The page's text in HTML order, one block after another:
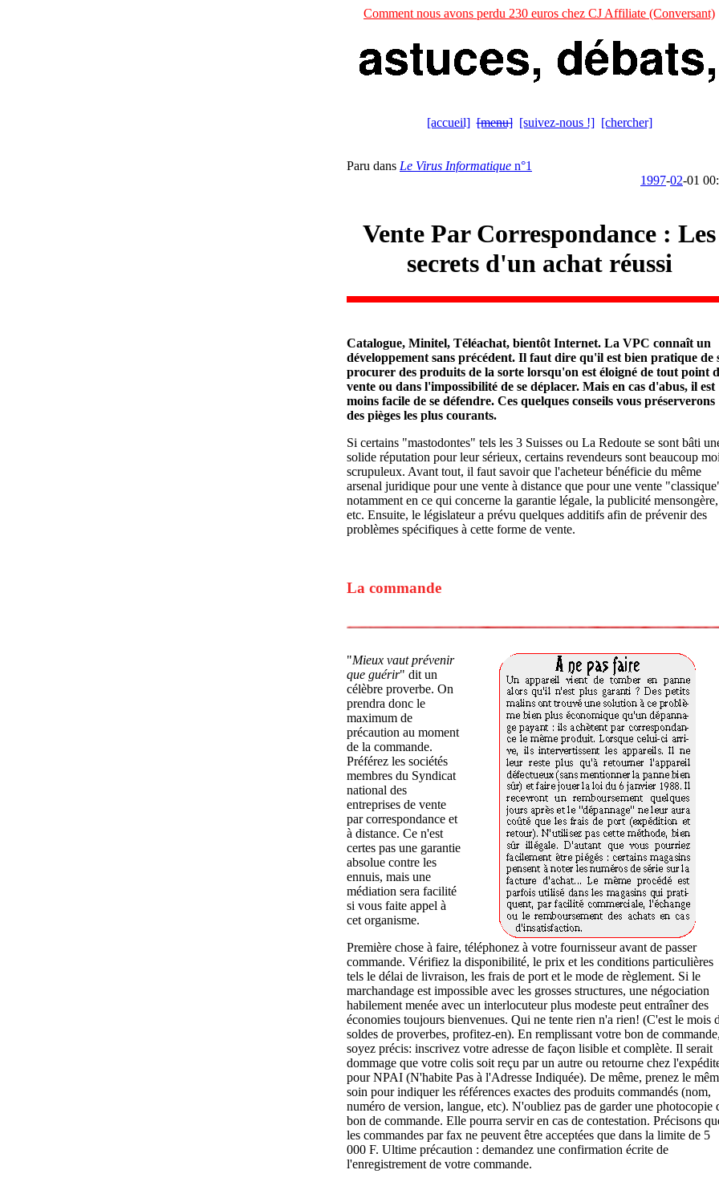
Comment nous avons perdu 230 euros chez CJ Affiliate (Conversant)
[accueil] [menu] [suivez-nous !] [chercher]
Paru dans Le Virus Informatique n°1
1997-02-01
Vente Par Correspondance : Les
secrets d'un achat réussi
Catalogue, Minitel, Téléachat, bientôt Internet. La VPC connaît un
développement sans précédent. Il faut dire qu'il est bien pratique de
procurer des produits de la sorte lorsqu'on est éloigné de tout point
vente ou dans l'impossibilité de se déplacer. Mais en cas d'abus, il est
moins facile de se défendre. Ces quelques conseils vous préserverons
des pièges les plus courants.
Si certains "mastodontes" tels les 3 Suisses ou La Redoute se sont bâti
solide réputation pour leur sérieux, certains revendeurs sont beaucoup
scrupuleux. Avant tout, il faut savoir que l'acheteur bénéficie du même
arsenal juridique pour une vente à distance que pour une vente
notamment en ce qui concerne la garantie légale, la publicité mensongère,
etc. Ensuite, le législateur a prévu quelques additifs afin de prévenir des
problèmes spécifiques à cette forme de vente.
La commande
"Mieux vaut prévenir
que guérir" dit un
célèbre proverbe. On
prendra donc le
maximum de
précaution au moment
de la commande.
Préférez les sociétés
membres du Syndicat
national des
entreprises de vente
par correspondance et
à distance. Ce n'est
certes pas une garantie
absolue contre les
ennuis, mais une
médiation sera facilité
si vous faite appel à
cet organisme.
Première chose à faire, téléphonez à votre fournisseur avant de passer
commande. Vérifiez la disponibilité, le prix et les conditions particulières
tels le délai de livraison, les frais de port et le mode de règlement. Si le
marchandage est impossible avec les grosses structures, une négociation
habilement menée avec un interlocuteur plus modeste peut entraîner des
économies toujours bienvenues. Qui ne tente rien n'a rien! (C'est le mois
soldes de proverbes, profitez-en). En remplissant votre bon de
soyez précis: inscrivez votre adresse de façon lisible et complète. Il serait
dommage que votre colis soit reçu par un autre ou retourne chez
pour NPAI (N'habite Pas à l'Adresse Indiquée). De même, prenez le
soin pour indiquer les références exactes des produits commandés (nom,
numéro de version, langue, etc). N'oubliez pas de garder une photocopie
bon de commande. Elle pourra servir en cas de contestation. Précisons
les commandes par fax ne peuvent être acceptées que dans la limite de 5
000 F. Ultime précaution : demandez une confirmation écrite de
l'enregistrement de votre commande.